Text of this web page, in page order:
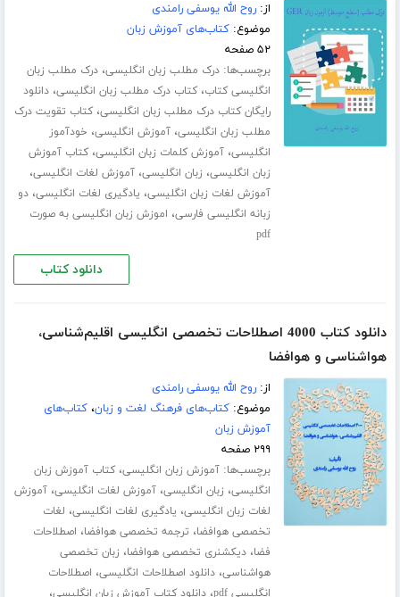
از:روح الله یوسفی رامندی
موضوع:کتاب‌های آموزش زبان
۵۲ صفحه
برچسب‌ها:درک مطلب زبان انگلیسی،درک مطلب زبان
انگلیسی کتاب،کتاب درک مطلب زبان انگلیسی،دانلود
رایگان کتاب درک مطلب زبان انگلیسی،کتاب تقویت درک
مطلب زبان انگلیسی،آموزش انگلیسی، خودآموز
انگلیسی،آموزش کلمات زبان انگلیسی،کتاب آموزش
زبان انگلیسی، زبان انگلیسی،آموزش لغات انگلیسی،
آموزش لغات زبان انگلیسی، یادگیری لغات انگلیسی،دو
زبانه انگلیسی فارسی، اموزش زبان انگلیسی به صورت
pdf
دانلود کتاب
دانلود کتاب 4000 اصطلاحات تخصصی انگلیسی اقلیم‌شناسی،
هواشناسی و هوافضا
از:روح الله یوسفی رامندی
موضوع:کتاب‌های فرهنگ لغت و زبان،کتاب‌های
آموزش زبان
۲۹۹ صفحه
برچسب‌ها:آموزش زبان انگلیسی،کتاب آموزش زبان
انگلیسی، زبان انگلیسی،آموزش لغات انگلیسی،آموزش
لغات زبان انگلیسی، یادگیری لغات انگلیسی، لغات
تخصصی هوافضا، ترجمه تخصصی هوافضا، اصطلاحات
فضا،دیکشنری تخصصی هوافضا، زبان تخصصی
هواشناسی،دانلود اصطلاحات انگلیسی، اصطلاحات
انگلیسی pdf
،دانلود کتاب آموزش زبان انگلیسی،